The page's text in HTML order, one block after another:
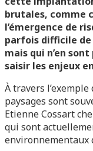
brutales, comme
l’émergence de
parfois difficile de
mais qui n’en
saisir les enjeux
À travers
paysages sont
Etienne Cossart
qui sont
environnementaux